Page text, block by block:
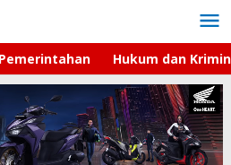
Pemerintahan Hukum dan